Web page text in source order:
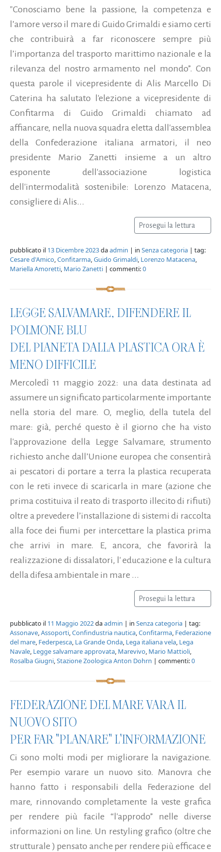
"Conosciamo bene la passione, la competenza e
l’amore verso il mare di Guido Grimaldi e siamo certi
che contribuirà a far riconoscere sempre più
l’importanza del trasporto marittimo nazionale e la
rilevanza del nostro armamento nel mondo”. Con
questa parole il vicepresidente di Alis Marcello Di
Caterina ha salutato l'elezione a vicepresidente di
Confitarma di Guido Grimaldi chiamato ad
affiancare, nella nuova squadra eletta dall'assemblea
della Confederazione italiana armatori, il neo
presidente Mario Zanetti insieme a un altro
esponente dell'associazione logistica
dell'intermodalità sostenibile: Lorenzo Matacena,
consigliere di Alis...
Prosegui la lettura
pubblicato il 13 Dicembre 2023daadmin | in Senza categoria | tag:
Cesare d'Amico,Confitarma,Guido Grimaldi, Lorenzo Matacena,
Mariella Amoretti, Mario Zanetti | commenti:0
LEGGE SALVAMARE, DIFENDERE IL
POLMONE BLU
DEL PIANETA DALLA PLASTICA ORA È
MENO DIFFICILE
Mercoledì 11 maggio 2022: una data destinata ad
assumere un significato particolarmente importante
nella storia del mare. O, meglio, della tutela del
mare: già, perché questo è il giorno che ha visto
l'approvazione della Legge Salvamare, strumento
richiesto anche dall’Unione europea che consentirà
ai pescatori di portare a terra la plastica recuperata
con le reti invece di scaricarla in mare (azione che
prima costituiva il reato di trasporto illecito di rifiuti)
oltre a prevedere l’installazione di sistemi di raccolta
alla foce dei fiumi per intercettare la plastica prima
che arrivi in mare. E, ancora, che favorirà la
realizzazione di dissalatori, l' educazione e la cultura
della difesa ambientale in mare ...
Prosegui la lettura
pubblicato il 11 Maggio 2022daadmin | in Senza categoria | tag:
Assonave,Assoporti,Confindustria nautica,Confitarma, Federazione
del mare, Federpesca, La Grande Onda, Lega italiana vela, Lega
Navale, Legge salvamare approvata, Marevivo, Mario Mattioli,
Rosalba Giugni,Stazione Zoologica Anton Dohrn | commenti:0
FEDERAZIONE DEL MARE VARA IL
NUOVO SITO
PER FAR "PLANARE" L'INFORMAZIONE
Ci sono molti modi per migliorare la navigazione.
Per esempio varare un nuovo sito. Manovra che
hanno fatto i responsabili della Federazione del
mare, rinnovando completamente la veste grafica
per rendere più facile “l'approdo” nelle diverse
informazioni on line. Un restyling grafico (oltre che
strutturale ) pensato anche per rendere più efficace e